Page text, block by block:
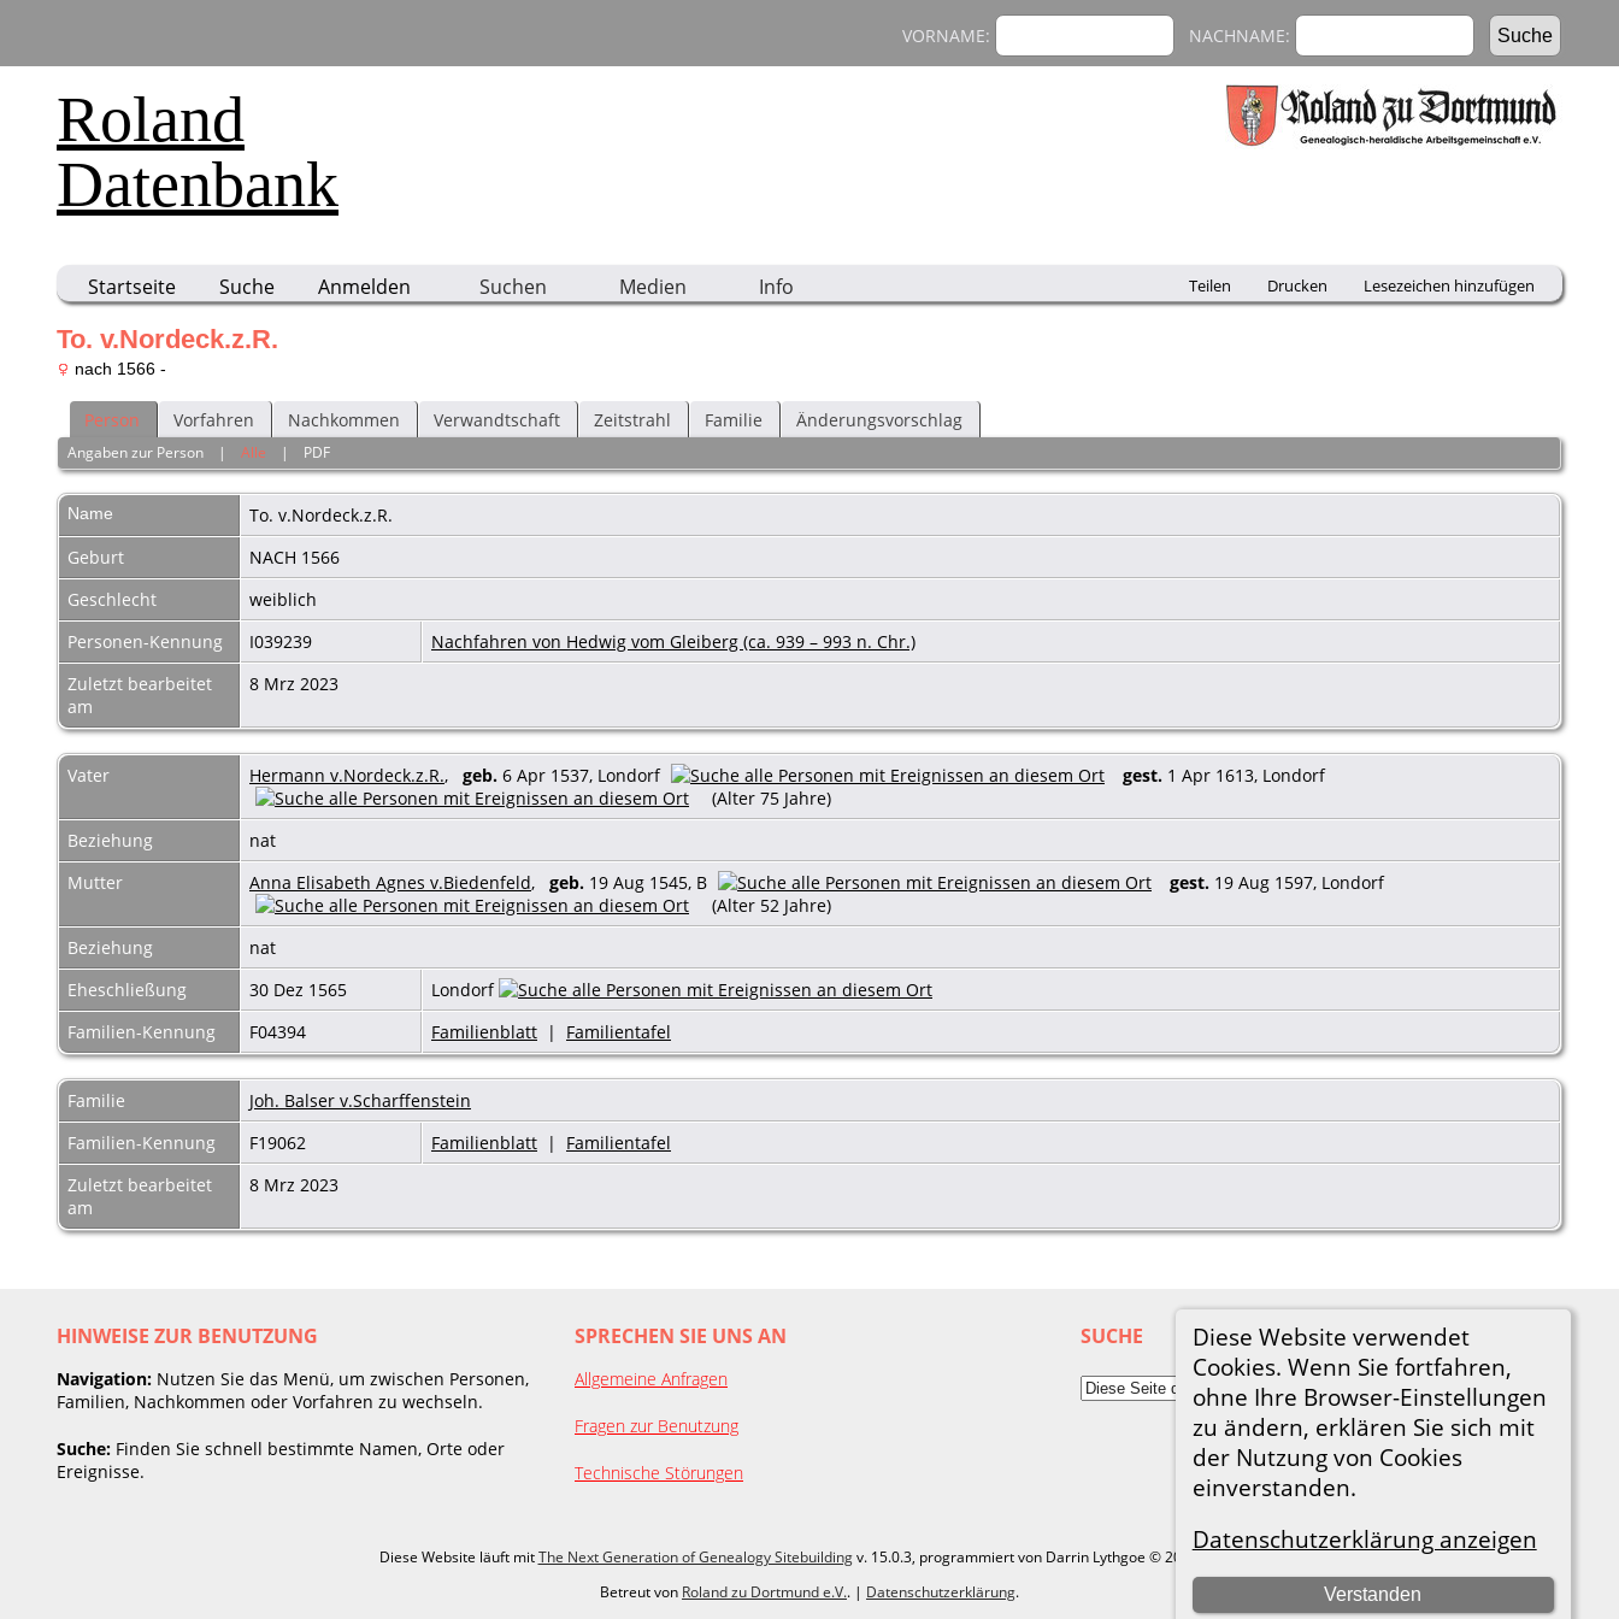
Roland
Datenbank
VORNAME: NACHNAME:
Startseite Suche Anmelden Suchen Medien Info Teilen Drucken Lesezeichen hinzufügen
Diese Website verwendet
Cookies. Wenn Sie fortfahren,
ohne Ihre Browser-Einstellungen
zu ändern, erklären Sie sich mit
der Nutzung von Cookies
einverstanden.
Datenschutzerklärung anzeigen
Verstanden
To. v.Nordeck.z.R.
nach 1566 -
Person Vorfahren Nachkommen Verwandtschaft Zeitstrahl Familie Änderungsvorschlag
Angaben zur Person |Alle | PDF
Name To. v.Nordeck.z.R.
Geburt
NACH 1566
Geschlecht
weiblich
Personen-Kennung
I039239
Nachfahren von Hedwig vom Gleiberg (ca. 939 – 993 n. Chr.)
Zuletzt bearbeitet
am
8 Mrz 2023
Vater Hermann v.Nordeck.z.R., geb. 6 Apr 1537, Londorf gest. 1 Apr 1613, Londorf
(Alter 75 Jahre)
Beziehung
nat
Mutter
Anna Elisabeth Agnes v.Biedenfeld, geb. 19 Aug 1545, B gest. 19 Aug 1597, Londorf
(Alter 52 Jahre)
Beziehung
nat
Eheschließung
30 Dez 1565
Londorf
Familien-Kennung
F04394 Familienblatt | Familientafel
Familie
Joh. Balser v.Scharffenstein
Familien-Kennung
F19062 Familienblatt | Familientafel
Zuletzt bearbeitet
am
8 Mrz 2023
HINWEISE ZUR BENUTZUNG
Navigation: Nutzen Sie das Menü, um zwischen Personen,
Familien, Nachkommen oder Vorfahren zu wechseln.
Suche: Finden Sie schnell bestimmte Namen, Orte oder
Ereignisse.
SPRECHEN SIE UNS AN
Allgemeine Anfragen
Fragen zur Benutzung
Technische Störungen
SUCHE
Diese Website läuft mitThe Next Generation of Genealogy Sitebuildingv. 15.0.3, programmiert von Darrin Lythgoe © 2001-2026.
Betreut von Roland zu Dortmund e.V.. | Datenschutzerklärung.